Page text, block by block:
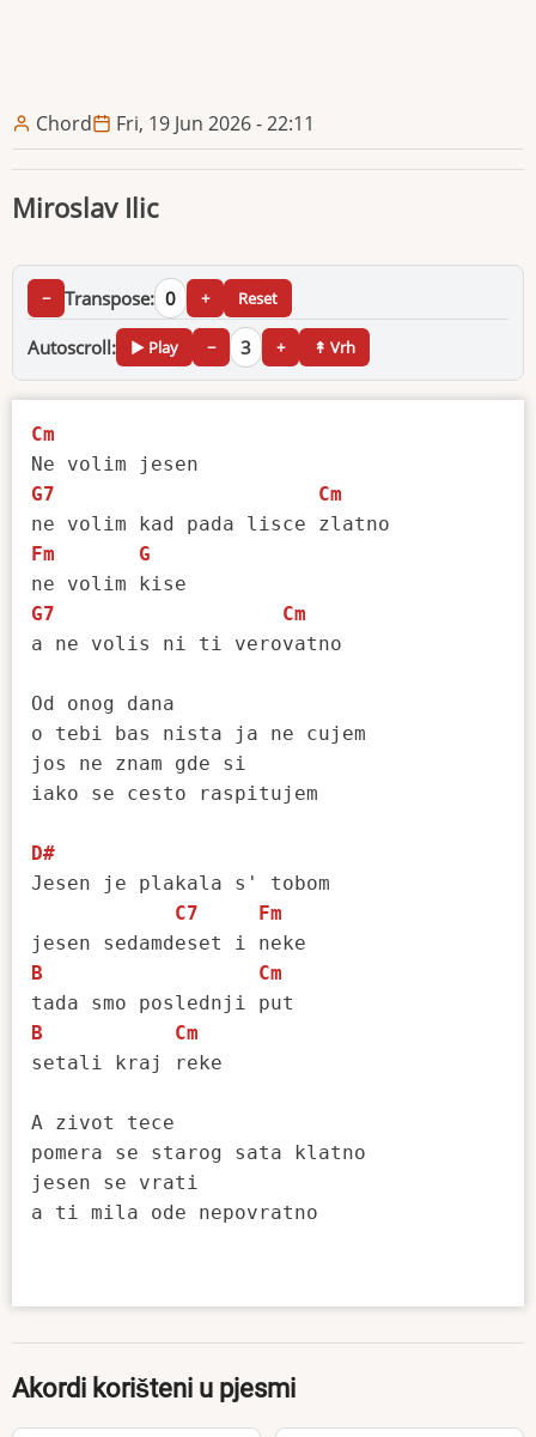
Chord Fri, 19 Jun 2026 - 22:11
Miroslav Ilic
− Transpose: 0 + Reset
Autoscroll: ▶ Play − 3 + ↟ Vrh
Cm
G7
Cm
Fm
G
G7
Cm
a ne volis ni ti verovatno
Od onog dana
o tebi bas nista ja ne cujem
jos ne znam gde si
iako se cesto raspitujem
D#
Jesen je plakala s' tobom
C7
Fm
B
Cm
B
Cm
setali kraj reke
A zivot tece
pomera se starog sata klatno
jesen se vrati
a ti mila ode nepovratno
Akordi korišteni u pjesmi